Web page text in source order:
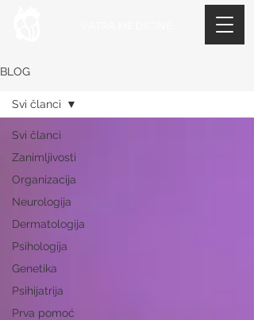
BLOG
Svi članci
Zanimljivosti
Organizacija
Neurologija
Dermatologija
Psihologija
Genetika
Psihijatrija
Prva pomoć
Svi članci